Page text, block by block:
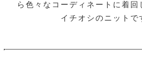
ら色々なコーディネートに着回
イチオシのニットで